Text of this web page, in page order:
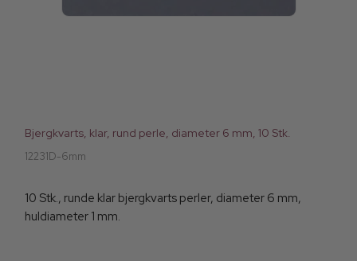
Bjergkvarts, klar, rund perle, diameter 6 mm, 10 Stk.
12231D-6mm
10 Stk., runde klar bjergkvarts perler, diameter 6 mm,
huldiameter 1 mm.